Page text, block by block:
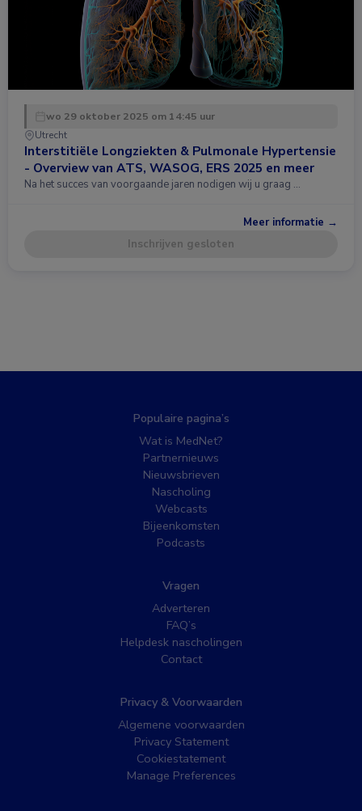
wo 29 oktober 2025 om 14:45 uur
Utrecht
Interstitiële Longziekten & Pulmonale Hypertensie
- Overview van ATS, WASOG, ERS 2025 en meer
Na het succes van voorgaande jaren nodigen wij u graag …
Meer informatie →
Inschrijven gesloten
Populaire pagina’s
Wat is MedNet?
Partnernieuws
Nieuwsbrieven
Nascholing
Webcasts
Bijeenkomsten
Podcasts
Vragen
Adverteren
FAQ’s
Helpdesk nascholingen
Contact
Privacy & Voorwaarden
Algemene voorwaarden
Privacy Statement
Cookiestatement
Manage Preferences